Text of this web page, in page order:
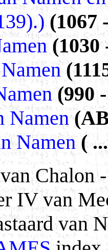
(1067
(1030
(990
Namen
Namen (
Chalon
IV van
van